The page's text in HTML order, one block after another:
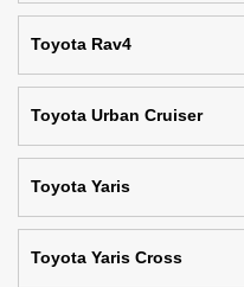
Toyota Rav4
Toyota Urban Cruiser
Toyota Yaris
Toyota Yaris Cross